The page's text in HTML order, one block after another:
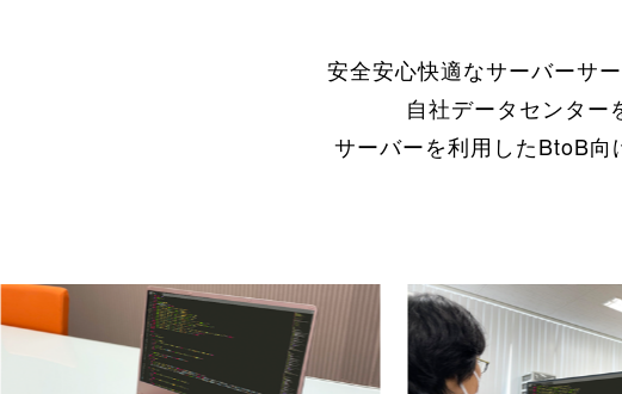
安全安心快適なサーバーサ
自社データセンター
サーバーを利用したBtoB向